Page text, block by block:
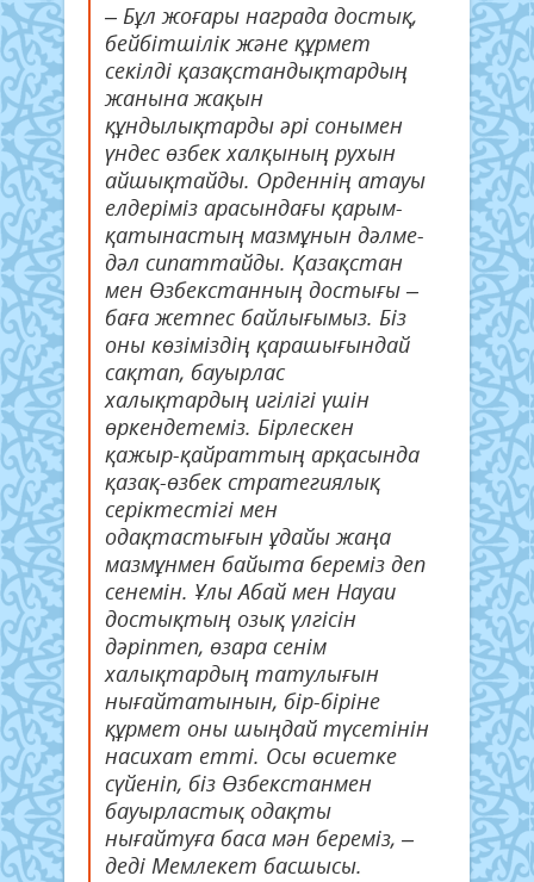
– Бұл жоғары награда достық,
бейбітшілік және құрмет
секілді қазақстандықтардың
жанына жақын
құндылықтарды әрі сонымен
үндес өзбек халқының рухын
айшықтайды. Орденнің атауы
елдеріміз арасындағы қарым-
қатынастың мазмұнын дәлме-
дәл сипаттайды. Қазақстан
мен Өзбекстанның достығы –
баға жетпес байлығымыз. Біз
оны көзіміздің қарашығындай
сақтап, бауырлас
халықтардың игілігі үшін
өркендетеміз. Бірлескен
қажыр-қайраттың арқасында
қазақ-өзбек стратегиялық
серіктестігі мен
одақтастығын ұдайы жаңа
мазмұнмен байыта береміз деп
сенемін. Ұлы Абай мен Науаи
достықтың озық үлгісін
дәріптеп, өзара сенім
халықтардың татулығын
нығайтатынын, бір-біріне
құрмет оны шыңдай түсетінін
насихат етті. Осы өсиетке
сүйеніп, біз Өзбекстанмен
бауырластық одақты
нығайтуға баса мән береміз, –
деді Мемлекет басшысы.